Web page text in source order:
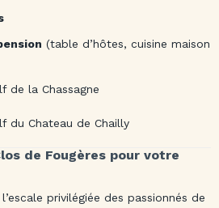
(table d’hôtes, cuisine maison
de la Chassagne
du Chateau de Chailly
de Fougères pour votre
privilégiée des passionnés de